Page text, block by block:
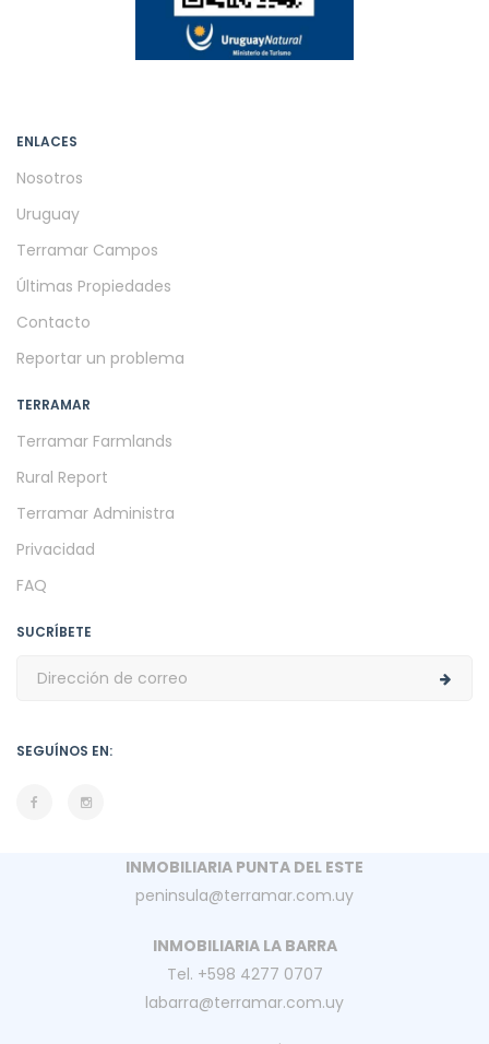
ENLACES
Nosotros
Uruguay
Terramar Campos
Últimas Propiedades
Contacto
Reportar un problema
TERRAMAR
Terramar Farmlands
Rural Report
Terramar Administra
Privacidad
FAQ
SUCRÍBETE
SEGUÍNOS EN:
INMOBILIARIA PUNTA DEL ESTE
peninsula@terramar.com.uy
INMOBILIARIA LA BARRA
Tel. +598 4277 0707
labarra@terramar.com.uy